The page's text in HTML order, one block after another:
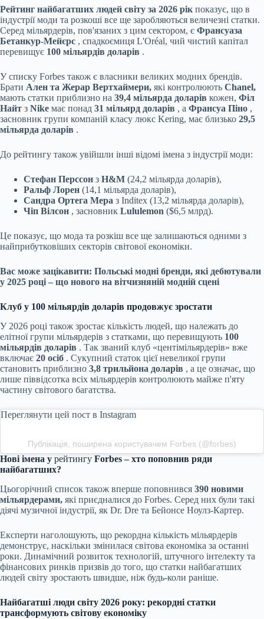
Рейтинг найбагатших людей світу за 2026 рік показує, що в
індустрії моди та розкоші все ще заробляються величезні статки.
Серед мільярдерів, пов'язаних з цим сектором, є Франсуаза
Бетанкур-Мейєрс , спадкоємиця L'Oréal, чий чистий капітал
перевищує 100 мільярдів доларів .
У списку Forbes також є власники великих модних брендів.
Брати Ален та Жерар Вертхаймери, які контролюють Chanel,
мають статки приблизно на 39,4 мільярда доларів кожен, Філ
Найт з Nike має понад 31 мільярд доларів , а Франсуа Піно ,
засновник групи компаній класу люкс Kering, має близько 29,5
мільярда доларів .
До рейтингу також увійшли інші відомі імена з індустрії моди:
Стефан Перссон з H&M (24,2 мільярда доларів),
Ральф Лорен (14,1 мільярда доларів),
Сандра Ортега Мера з Inditex (13,2 мільярда доларів),
Чіп Вілсон , засновник Lululemon ($6,5 млрд).
Це показує, що мода та розкіш все ще залишаються одними з
найприбутковіших секторів світової економіки.
Вас може зацікавити: Польські модні бренди, які дебютували
у 2025 році – що нового на вітчизняній модній сцені
Клуб у 100 мільярдів доларів продовжує зростати
У 2026 році також зростає кількість людей, що належать до
елітної групи мільярдерів з статками, що перевищують 100
мільярдів доларів . Так званий клуб «центімільярдерів» вже
включає 20 осіб . Сукупний статок цієї невеликої групи
становить приблизно 3,8 трильйона доларів , а це означає, що
лише піввідсотка всіх мільярдерів контролюють майже п'яту
частину світового багатства.
Переглянути цей пост в Instagram
Публікація, поширена користувачем Forbes (@forbes)
Нові імена у рейтингу Forbes – хто поповнив ряди
найбагатших?
Цьогорічний список також вперше поповнився 390 новими
мільярдерами, які приєдналися до Forbes. Серед них були такі
діячі музичної індустрії, як Dr. Dre та Бейонсе Ноулз-Картер.
Експерти наголошують, що рекордна кількість мільярдерів
демонструє, наскільки змінилася світова економіка за останні
роки. Динамічний розвиток технологій, штучного інтелекту та
фінансових ринків призвів до того, що статки найбагатших
людей світу зростають швидше, ніж будь-коли раніше.
Найбагатші люди світу 2026 року: рекордні статки
трансформують світову економіку